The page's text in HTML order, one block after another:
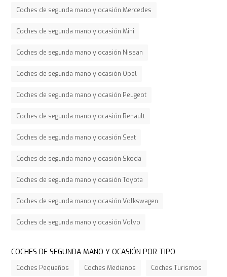
Coches de segunda mano y ocasión Mercedes
Coches de segunda mano y ocasión Mini
Coches de segunda mano y ocasión Nissan
Coches de segunda mano y ocasión Opel
Coches de segunda mano y ocasión Peugeot
Coches de segunda mano y ocasión Renault
Coches de segunda mano y ocasión Seat
Coches de segunda mano y ocasión Skoda
Coches de segunda mano y ocasión Toyota
Coches de segunda mano y ocasión Volkswagen
Coches de segunda mano y ocasión Volvo
COCHES DE SEGUNDA MANO Y OCASIÓN POR TIPO
Coches Pequeños Coches Medianos Coches Turismos